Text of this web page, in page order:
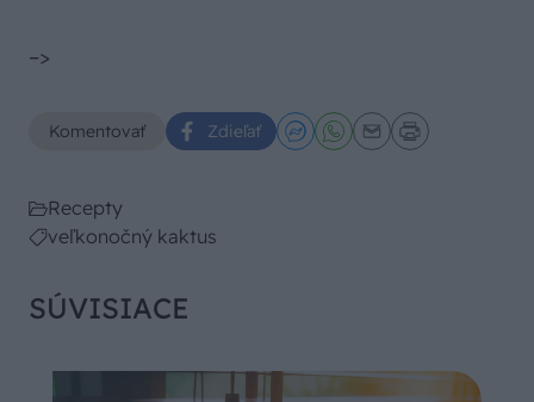
–>
Komentovať Zdieľať
Recepty
veľkonočný kaktus
SÚVISIACE